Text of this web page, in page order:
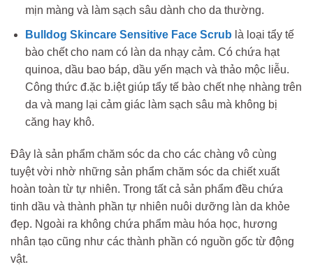
mịn màng và làm sạch sâu dành cho da thường.
Bulldog Skincare Sensitive Face Scrub là loại tẩy tế
bào chết cho nam có làn da nhạy cảm. Có chứa hạt
quinoa, dầu bao báp, dầu yến mạch và thảo mộc liễu.
Công thức đ.ặc b.iệt giúp tẩy tế bào chết nhẹ nhàng trên
da và mang lại cảm giác làm sạch sâu mà không bị
căng hay khô.
Đây là sản phẩm chăm sóc da cho các chàng vô cùng
tuyệt vời nhờ những sản phẩm chăm sóc da chiết xuất
hoàn toàn từ tự nhiên. Trong tất cả sản phẩm đều chứa
tinh dầu và thành phần tự nhiên nuôi dưỡng làn da khỏe
đẹp. Ngoài ra không chứa phẩm màu hóa học, hương
nhân tạo cũng như các thành phần có nguồn gốc từ động
vật.